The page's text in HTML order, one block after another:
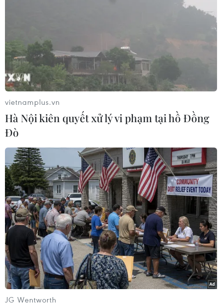
(TTXVN/Vietnam+)
#Cháy rừng #Rừng phòng hộ
#Quảng Ngãi
Quảng Ngãi
Theo dõi VietnamPlus
vietnamplus.vn
Hà Nội kiên quyết xử lý vi phạm tại hồ Đồng
Đò
JG Wentworth